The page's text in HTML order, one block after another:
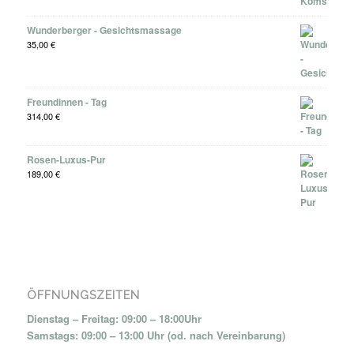
Wunderberger - Gesichtsmassage
35,00€
Freundinnen - Tag
314,00€
Rosen-Luxus-Pur
189,00€
ÖFFNUNGSZEITEN
Dienstag – Freitag: 09:00 – 18:00Uhr
Samstags: 09:00 – 13:00 Uhr (od. nach Vereinbarung)